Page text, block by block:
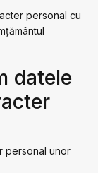
personal cu
datele
personal unor